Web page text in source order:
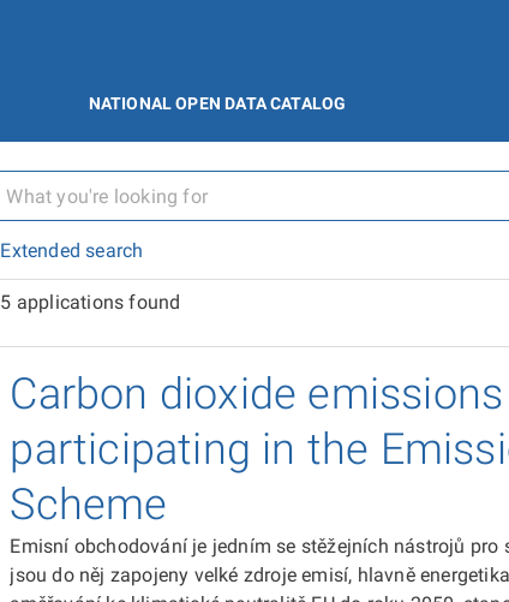
NATIONAL OPEN DATA CATALOG
Extended search
5 applications found
Carbon dioxide
participating in the
Scheme
Emisní obchodování je jedním se stěžejních nástrojů
jsou do něj zapojeny velké zdroje emisí, hlavně